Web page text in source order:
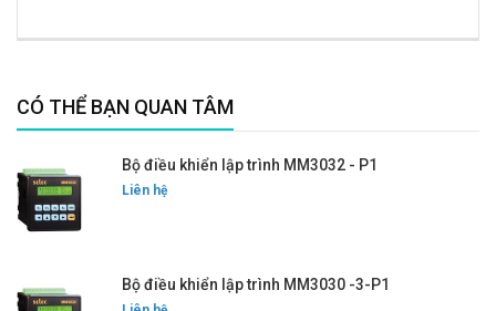
CÓ THỂ BẠN QUAN TÂM
Bộ điều khiển lập trình MM3032 - P1
Liên hệ
Bộ điều khiển lập trình MM3030 -3-P1